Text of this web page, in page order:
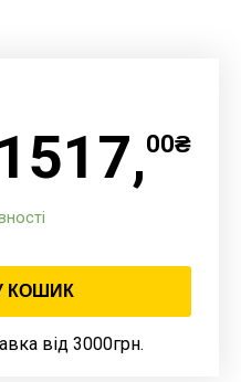
1517,00₴
КОШИК
від 3000грн.